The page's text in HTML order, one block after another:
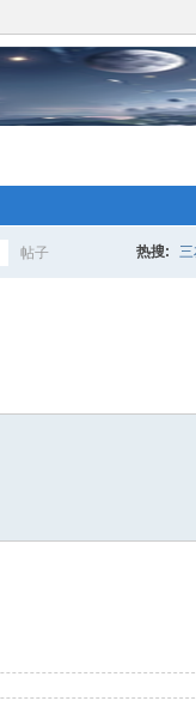
帖子 热搜:
更多的人加
多的人加
生中国*三友